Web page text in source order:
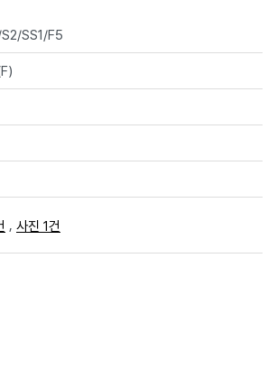
SS1/F5
, 사진 1건